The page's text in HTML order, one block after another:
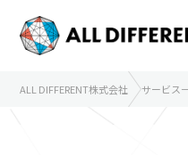
ALL DIFFERENT株式会社 サービス